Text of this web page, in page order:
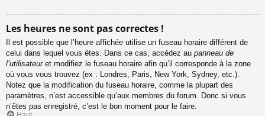
Les heures ne sont pas correctes !
Il est possible que l’heure affichée utilise un fuseau horaire différent de
celui dans lequel vous êtes. Dans ce cas, accédez au panneau de
l’utilisateuret modifiez le fuseau horaire afin qu’il corresponde à la zone
où vous vous trouvez (ex : Londres, Paris, New York, Sydney, etc.).
Notez que la modification du fuseau horaire, comme la plupart des
paramètres, n’est accessible qu’aux membres du forum. Donc si vous
n’êtes pas enregistré, c’est le bon moment pour le faire.